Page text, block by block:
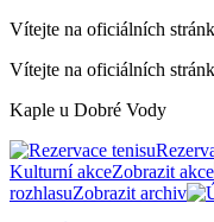
Vítejte na oficiálních
Vítejte na oficiálních
Kaple u Dobré Vody
Kulturní akceZobrazit akce
rozhlasuZobrazit archiv